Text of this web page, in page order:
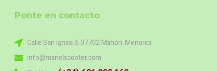
Ponte en contacto
Calle San Ignasi,6 07702 Mahón. Menorca
info@manelscooter.com